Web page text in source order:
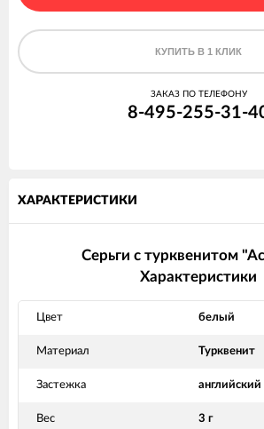
КУПИТЬ В 1 КЛИК
ЗАКАЗ ПО ТЕЛЕФОНУ
8-495-255-31-
ХАРАКТЕРИСТИКИ
Серьги с турквенитом
Характеристики
Цвет белый
Материал Турквенит
Застежка английский
Вес 3 г